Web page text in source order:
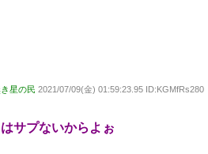
星の民 2021/07/09(金) 01:59:23.95 ID:KGMfRs280
サプないからよぉ